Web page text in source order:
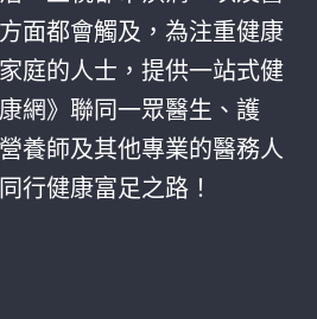
面都會觸及，為注重健康
庭的人士，提供一站式健
網》聯同一眾醫生、護
養師及其他專業的醫務人
行健康富足之路！